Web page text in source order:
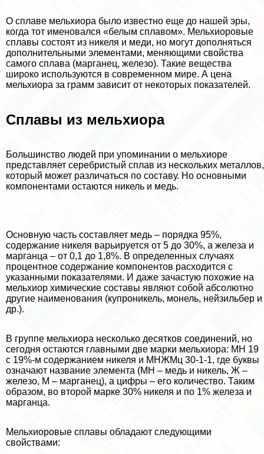
О сплаве мельхиора было известно еще до нашей эры,
когда тот именовался «белым сплавом». Мельхиоровые
сплавы состоят из никеля и меди, но могут дополняться
дополнительными элементами, меняющими свойства
самого сплава (марганец, железо). Такие вещества
широко используются в современном мире. А цена
мельхиора за грамм зависит от некоторых показателей.
Сплавы из мельхиора
Большинство людей при упоминании о мельхиоре
представляет серебристый сплав из нескольких металлов,
который может различаться по составу. Но основными
компонентами остаются никель и медь.
Основную часть составляет медь – порядка 95%,
содержание никеля варьируется от 5 до 30%, а железа и
марганца – от 0,1 до 1,8%. В определенных случаях
процентное содержание компонентов расходится с
указанными показателями. И даже зачастую похожие на
мельхиор химические составы являют собой абсолютно
другие наименования (купроникель, монель, нейзильбер и
др.).
В группе мельхиора несколько десятков соединений, но
сегодня остаются главными две марки мельхиора: MH 19
с 19%-м содержанием никеля и МНЖМц 30-1-1, где буквы
означают название элемента (MH – медь и никель, Ж –
железо, M – марганец), а цифры – его количество. Таким
образом, во второй марке 30% никеля и по 1% железа и
марганца.
Мельхиоровые сплавы обладают следующими
свойствами: